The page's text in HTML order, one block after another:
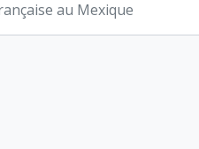
au Mexique